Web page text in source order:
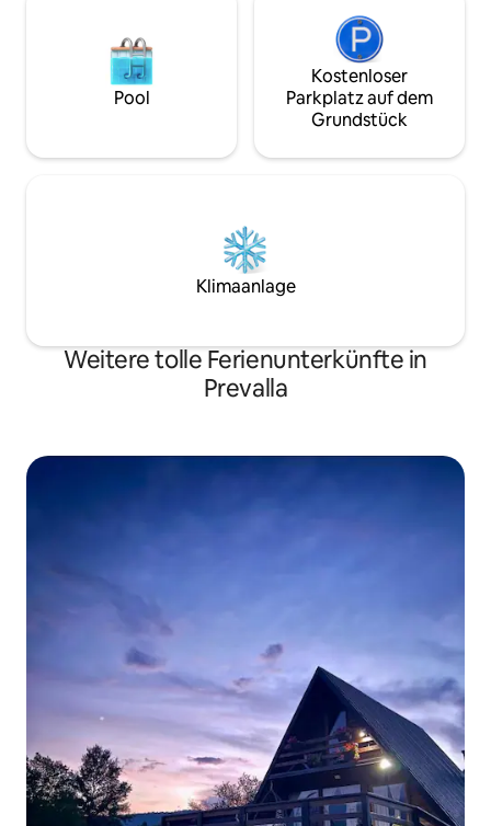
Pool
Kostenloser
Parkplatz auf dem
Grundstück
Klimaanlage
Weitere tolle Ferienunterkünfte in
Prevalla